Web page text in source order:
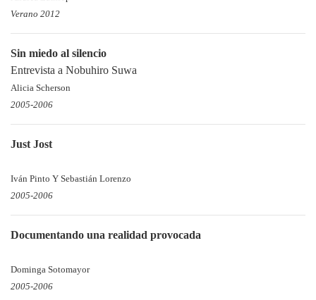
Verano 2012
Sin miedo al silencio
Entrevista a Nobuhiro Suwa
Alicia Scherson
2005-2006
Just Jost
Iván Pinto Y Sebastián Lorenzo
2005-2006
Documentando una realidad provocada
Dominga Sotomayor
2005-2006